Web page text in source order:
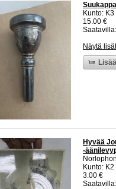
Kunto:
15.00 €
Näytä
Hyvää
-
Kunto:
3.00 €